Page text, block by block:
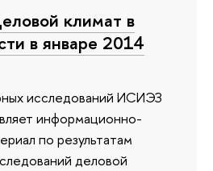
климат в
в январе 2014
исследований ИСИЭЗ
информационно-
по результатам
деловой